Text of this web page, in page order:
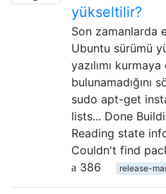
yükseltilir?
Son zamanlarda
Ubuntu sürümü
yazılımı kurmaya
bulunamadığını
sudo apt-get
lists... Done
Reading state
Couldn't find
386
release-